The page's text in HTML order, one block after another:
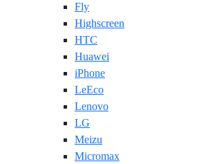
Fly
Highscreen
HTC
Huawei
iPhone
LeEco
Lenovo
LG
Meizu
Micromax